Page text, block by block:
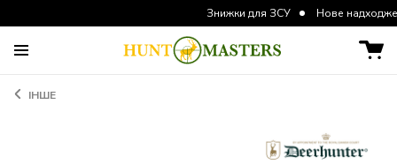
Знижки для ЗСУ Нове надходження
ІНШЕ